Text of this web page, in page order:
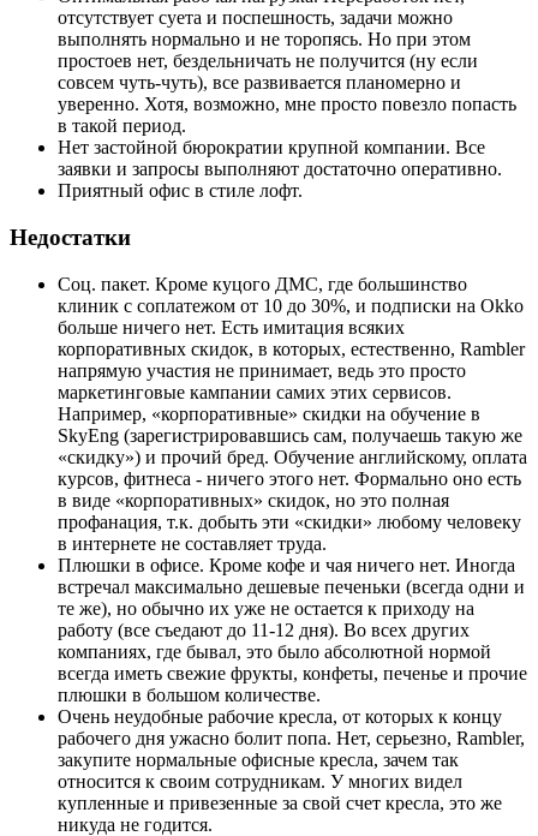
отсутствует суета и поспешность, задачи можно
выполнять нормально и не торопясь. Но при этом
простоев нет, бездельничать не получится (ну если
совсем чуть-чуть), все развивается планомерно и
уверенно. Хотя, возможно, мне просто повезло попасть
в такой период.
Нет застойной бюрократии крупной компании. Все
заявки и запросы выполняют достаточно оперативно.
Приятный офис в стиле лофт.
Недостатки
Соц. пакет. Кроме куцого ДМС, где большинство
клиник с соплатежом от 10 до 30%, и подписки на Okko
больше ничего нет. Есть имитация всяких
корпоративных скидок, в которых, естественно, Rambler
напрямую участия не принимает, ведь это просто
маркетинговые кампании самих этих сервисов.
Например, «корпоративные» скидки на обучение в
SkyEng (зарегистрировавшись сам, получаешь такую же
«скидку») и прочий бред. Обучение английскому, оплата
курсов, фитнеса - ничего этого нет. Формально оно есть
в виде «корпоративных» скидок, но это полная
профанация, т.к. добыть эти «скидки» любому человеку
в интернете не составляет труда.
Плюшки в офисе. Кроме кофе и чая ничего нет. Иногда
встречал максимально дешевые печеньки (всегда одни и
те же), но обычно их уже не остается к приходу на
работу (все съедают до 11-12 дня). Во всех других
компаниях, где бывал, это было абсолютной нормой
всегда иметь свежие фрукты, конфеты, печенье и прочие
плюшки в большом количестве.
Очень неудобные рабочие кресла, от которых к концу
рабочего дня ужасно болит попа. Нет, серьезно, Rambler,
закупите нормальные офисные кресла, зачем так
относится к своим сотрудникам. У многих видел
купленные и привезенные за свой счет кресла, это же
никуда не годится.